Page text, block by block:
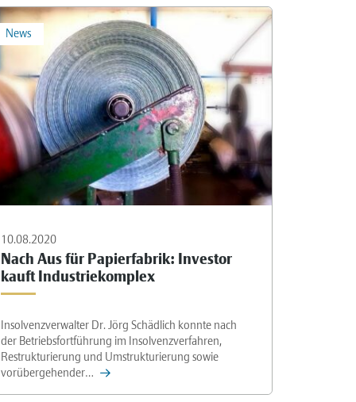
News
10.08.2020
Nach Aus für Papierfabrik: Investor
kauft Industriekomplex
Insolvenzverwalter Dr. Jörg Schädlich konnte nach
der Betriebsfortführung im Insolvenzverfahren,
Restrukturierung und Umstrukturierung sowie
vorübergehender…